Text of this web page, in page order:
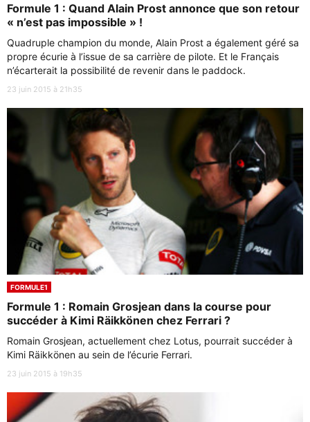
Formule 1 : Quand Alain Prost annonce que son retour
« n’est pas impossible » !
Quadruple champion du monde, Alain Prost a également géré sa
propre écurie à l’issue de sa carrière de pilote. Et le Français
n’écarterait la possibilité de revenir dans le paddock.
23 juin 2015 à 21h35
FORMULE1
Formule 1 : Romain Grosjean dans la course pour
succéder à Kimi Räikkönen chez Ferrari ?
Romain Grosjean, actuellement chez Lotus, pourrait succéder à
Kimi Räikkönen au sein de l’écurie Ferrari.
23 juin 2015 à 19h35